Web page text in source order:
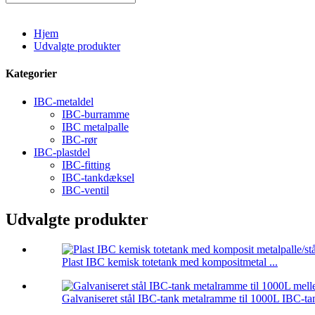
Hjem
Udvalgte produkter
Kategorier
IBC-metaldel
IBC-burramme
IBC metalpalle
IBC-rør
IBC-plastdel
IBC-fitting
IBC-tankdæksel
IBC-ventil
Udvalgte produkter
Plast IBC kemisk totetank med kompositmetal ...
Galvaniseret stål IBC-tank metalramme til 1000L IBC-